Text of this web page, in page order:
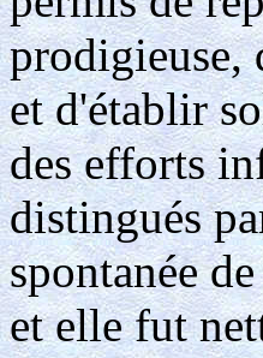
prodigieuse,
et d'établir
des efforts
distingués
spontanée
et elle fut